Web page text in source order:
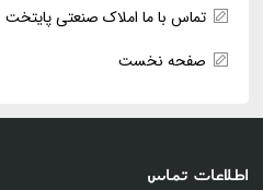
تماس با ما املاک صنعتی پایتخت
صفحه نخست
اطلاعات تماس